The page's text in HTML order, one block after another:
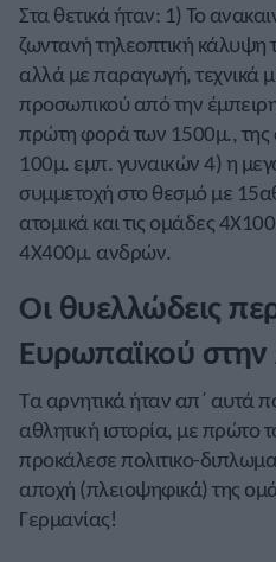
Στα θετικά ήταν: 1) Το
ζωντανή τηλεοπτική
αλλά με παραγωγή, τεχνικά
προσωπικού από την
πρώτη φορά των 1500μ., της
100μ. εμπ. γυναικών 4) η
συμμετοχή στο θεσμό με
ατομικά και τις ομάδες
4Χ400μ. ανδρών.
Οι θυελλώδεις
Ευρωπαϊκού
Τα αρνητικά ήταν απ΄ αυτά
αθλητική ιστορία, με πρώτο
προκάλεσε πολιτικο-
αποχή (πλειοψηφικά) της
Γερμανίας!